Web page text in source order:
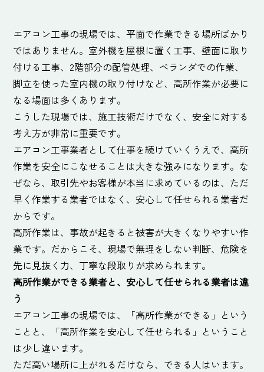
エアコン工事の現場では、平面で作業できる場所ばかり
ではありません。室外機を屋根に置く工事、壁面に取り
付ける工事、2階部分の配管処理、ベランダでの作業、
脚立を使った室内機の取り付けなど、高所作業が必要に
なる場面は多くあります。
こうした現場では、施工技術だけでなく、安全に対する
考え方が非常に重要です。
エアコン工事業者として仕事を続けていくうえで、高所
作業を安全にこなせることは大きな強みになります。な
ぜなら、取引先やお客様が本当に求めているのは、ただ
早く作業する業者ではなく、安心して任せられる業者だ
からです。
高所作業は、事故が起きると被害が大きくなりやすい作
業です。だからこそ、現場で無理をしない判断、危険を
先に見抜く力、丁寧な段取りが求められます。
高所作業ができる業者と、安心して任せられる業者は違
う
エアコン工事の現場では、「高所作業ができる」という
ことと、「高所作業を安心して任せられる」ということ
は少し違います。
ただ高い場所に上がれるだけなら、できる人はいます。